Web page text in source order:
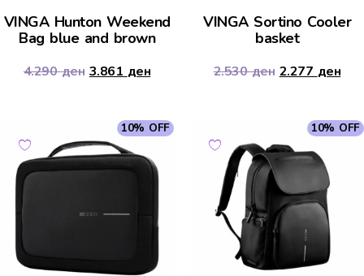
VINGA Hunton Weekend
Bag blue and brown
4.290ден 3.861 ден
VINGA Sortino Cooler
basket
2.530ден 2.277 ден
10% OFF 10% OFF